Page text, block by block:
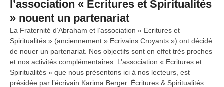
l’association « Ecritures et Spiritualités
» nouent un partenariat
La Fraternité d’Abraham et l’association « Ecritures et
Spiritualités » (anciennement » Ecrivains Croyants ») ont décidé
de nouer un partenariat. Nos objectifs sont en effet très proches
et nos activités complémentaires. L’association « Ecritures et
Spiritualités » que nous présentons ici à nos lecteurs, est
présidée par l’écrivain Karima Berger. Écritures & Spiritualités